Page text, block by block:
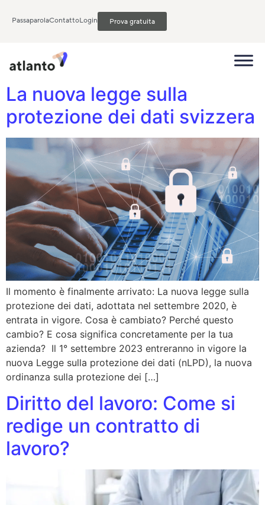
PassaparolaContattoLogin Prova gratuita
La nuova legge sulla
protezione dei dati svizzera
Il momento è finalmente arrivato: La nuova legge sulla
protezione dei dati, adottata nel settembre 2020, è
entrata in vigore. Cosa è cambiato? Perché questo
cambio? E cosa significa concretamente per la tua
azienda? Il 1° settembre 2023 entreranno in vigore la
nuova Legge sulla protezione dei dati (nLPD), la nuova
ordinanza sulla protezione dei […]
Diritto del lavoro: Come si
redige un contratto di
lavoro?